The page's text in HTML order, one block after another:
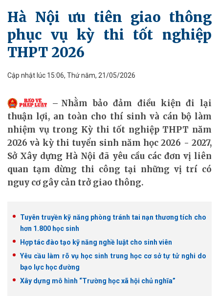
Hà Nội ưu tiên giao thông
phục vụ kỳ thi tốt nghiệp
THPT 2026
Cập nhật lúc 15:06, Thứ năm, 21/05/2026
Nhằm bảo đảm điều kiện đi lại
thuận lợi, an toàn cho thí sinh và cán bộ làm
nhiệm vụ trong Kỳ thi tốt nghiệp THPT năm
2026 và kỳ thi tuyển sinh năm học 2026 - 2027,
Sở Xây dựng Hà Nội đã yêu cầu các đơn vị liên
quan tạm dừng thi công tại những vị trí có
nguy cơ gây cản trở giao thông.
Tuyên truyền kỹ năng phòng tránh tai nạn thương tích cho
hơn 1.800 học sinh
Hợp tác đào tạo kỹ năng nghề luật cho sinh viên
Yêu cầu làm rõ vụ học sinh trung học cơ sở tự tử nghi do
bạo lực học đường
Xây dựng mô hình “Trường học xã hội chủ nghĩa”